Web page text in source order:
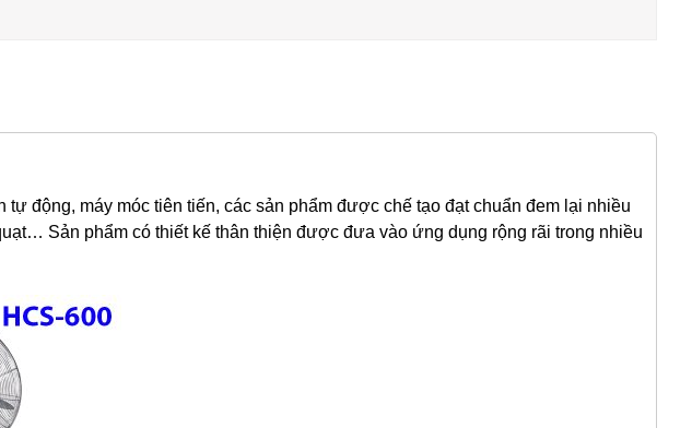
động, máy móc tiên tiến, các sản phẩm được chế tạo đạt chuẩn đem lại nhiều
Sản phẩm có thiết kế thân thiện được đưa vào ứng dụng rộng rãi trong nhiều